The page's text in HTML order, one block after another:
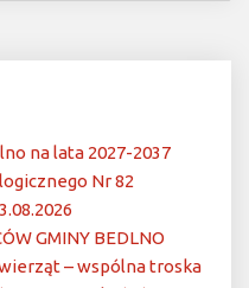
na lata 2027-2037
Nr 82
GMINY BEDLNO
– wspólna troska